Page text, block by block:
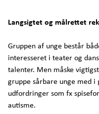
Langsigtet og målrettet
Gruppen af unge består
interesseret i teater og
talenter. Men måske
gruppe sårbare unge med
udfordringer som fx
autisme.